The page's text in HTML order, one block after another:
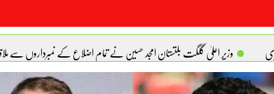
وزیر اعلیٰ گلگت بلتستان امجد حسین نے تمام اضلاع کے نمبرداروں سے
زنا آسان کیوں؟ بتول فاطمہ ایک ملک پر حملہ تینوں پر حملہ تصور کیا